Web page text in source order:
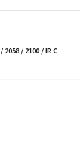
/ 2100 / IR C